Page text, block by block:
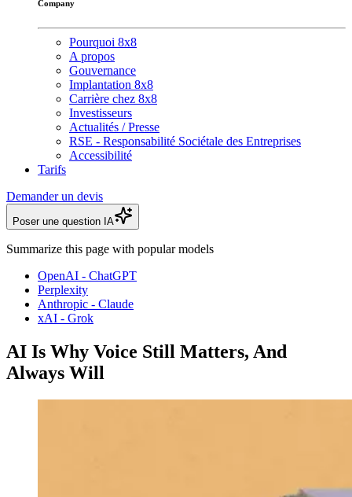
Company
Pourquoi 8x8
A propos
Gouvernance
Implantation 8x8
Carrière chez 8x8
Investisseurs
Actualités / Presse
RSE - Responsabilité Sociétale des Entreprises
Accessibilité
Tarifs
Demander un devis
Poser une question IA
Summarize this page with popular models
OpenAI - ChatGPT
Perplexity
Anthropic - Claude
xAI - Grok
AI Is Why Voice Still Matters, And
Always Will